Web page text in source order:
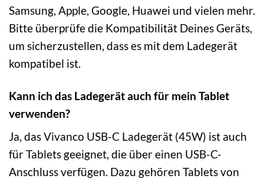
Samsung, Apple, Google, Huawei und vielen mehr.
Bitte überprüfe die Kompatibilität Deines Geräts,
um sicherzustellen, dass es mit dem Ladegerät
kompatibel ist.
Kann ich das Ladegerät auch für mein Tablet
verwenden?
Ja, das Vivanco USB-C Ladegerät (45W) ist auch
für Tablets geeignet, die über einen USB-C-
Anschluss verfügen. Dazu gehören Tablets von